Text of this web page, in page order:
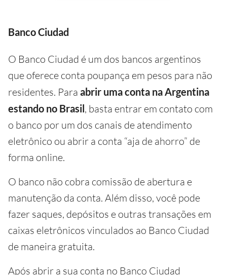
Banco Ciudad
O Banco Ciudad é um dos bancos argentinos
que oferece conta poupança em pesos para não
residentes. Para abrir uma conta na Argentina
estando no Brasil, basta entrar em contato com
o banco por um dos canais de atendimento
eletrônico ou abrir a conta “aja de ahorro” de
forma online.
O banco não cobra comissão de abertura e
manutenção da conta. Além disso, você pode
fazer saques, depósitos e outras transações em
caixas eletrônicos vinculados ao Banco Ciudad
de maneira gratuita.
Após abrir a sua conta no Banco Ciudad